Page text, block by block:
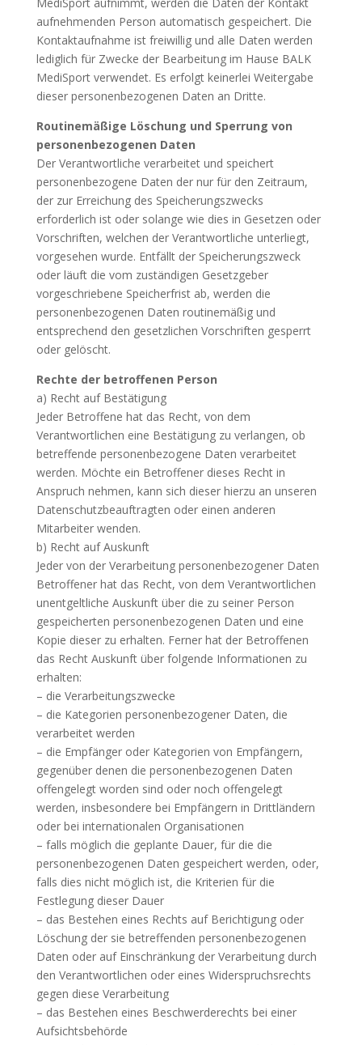
aufnehmenden Person automatisch gespeichert. Die
Kontaktaufnahme ist freiwillig und alle Daten werden
lediglich für Zwecke der Bearbeitung im Hause BALK
MediSport verwendet. Es erfolgt keinerlei Weitergabe
dieser personenbezogenen Daten an Dritte.
Routinemäßige Löschung und Sperrung von
personenbezogenen Daten
Der Verantwortliche verarbeitet und speichert
personenbezogene Daten der nur für den Zeitraum,
der zur Erreichung des Speicherungszwecks
erforderlich ist oder solange wie dies in Gesetzen oder
Vorschriften, welchen der Verantwortliche unterliegt,
vorgesehen wurde. Entfällt der Speicherungszweck
oder läuft die vom zuständigen Gesetzgeber
vorgeschriebene Speicherfrist ab, werden die
personenbezogenen Daten routinemäßig und
entsprechend den gesetzlichen Vorschriften gesperrt
oder gelöscht.
Rechte der betroffenen Person
a) Recht auf Bestätigung
Jeder Betroffene hat das Recht, von dem
Verantwortlichen eine Bestätigung zu verlangen, ob
betreffende personenbezogene Daten verarbeitet
werden. Möchte ein Betroffener dieses Recht in
Anspruch nehmen, kann sich dieser hierzu an unseren
Datenschutzbeauftragten oder einen anderen
Mitarbeiter wenden.
b) Recht auf Auskunft
Jeder von der Verarbeitung personenbezogener Daten
Betroffener hat das Recht, von dem Verantwortlichen
unentgeltliche Auskunft über die zu seiner Person
gespeicherten personenbezogenen Daten und eine
Kopie dieser zu erhalten. Ferner hat der Betroffenen
das Recht Auskunft über folgende Informationen zu
erhalten:
– die Verarbeitungszwecke
– die Kategorien personenbezogener Daten, die
verarbeitet werden
– die Empfänger oder Kategorien von Empfängern,
gegenüber denen die personenbezogenen Daten
offengelegt worden sind oder noch offengelegt
werden, insbesondere bei Empfängern in Drittländern
oder bei internationalen Organisationen
– falls möglich die geplante Dauer, für die die
personenbezogenen Daten gespeichert werden, oder,
falls dies nicht möglich ist, die Kriterien für die
Festlegung dieser Dauer
– das Bestehen eines Rechts auf Berichtigung oder
Löschung der sie betreffenden personenbezogenen
Daten oder auf Einschränkung der Verarbeitung durch
den Verantwortlichen oder eines Widerspruchsrechts
gegen diese Verarbeitung
– das Bestehen eines Beschwerderechts bei einer
Aufsichtsbehörde